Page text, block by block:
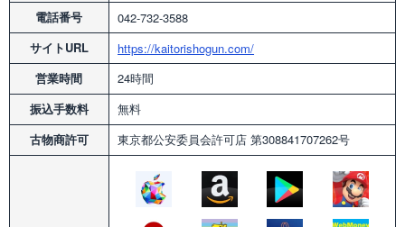
電話番号
042-732-3588
サイトURL
https://kaitorishogun.com/
営業時間
24時間
振込手数料
無料
古物商許可
東京都公安委員会許可店第308841707262号